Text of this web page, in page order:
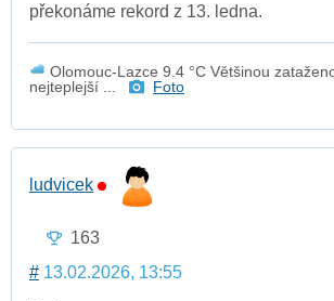
překonáme rekord z 13. ledna.
Olomouc-Lazce 9.4 °C Většinou
nejteplejší ...
Foto
ludvicek
163
# 13.02.2026, 13:55